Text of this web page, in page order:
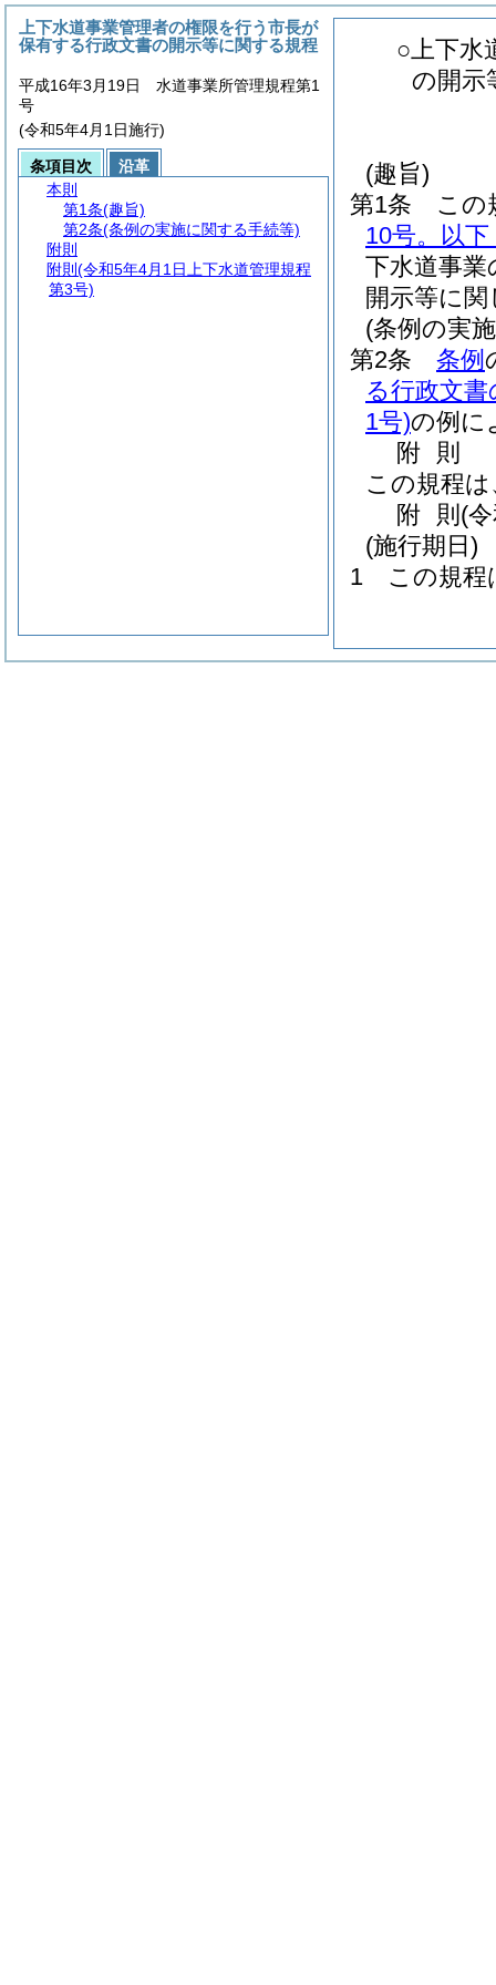
○上下水
の開示
(趣旨)
第1条
この
10号。以
下水道事
開示等に
(条例の実
第2条
条例
る行政文
1号)の例に
附 則
この規程
附 則 (
(施行期日)
1
この規程
上下水道事業管理者の権限を行う市長が
保有する行政文書の開示等に関する規程
平成16年3月19日 水道事業所管理規程第1
号
(令和5年4月1日施行)
条項目次
沿革
本則
第1条(趣旨)
第2条(条例の実施に関する手続等)
附則
附則 (令和5年4月1日上下水道管理規程
第3号)